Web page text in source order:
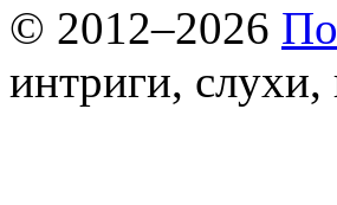
© 2012–2026
интриги,